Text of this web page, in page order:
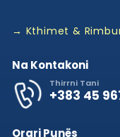
→ Kthimet &
Na Kontakoni
Thirrni Tani
+383 45
Orari Punës